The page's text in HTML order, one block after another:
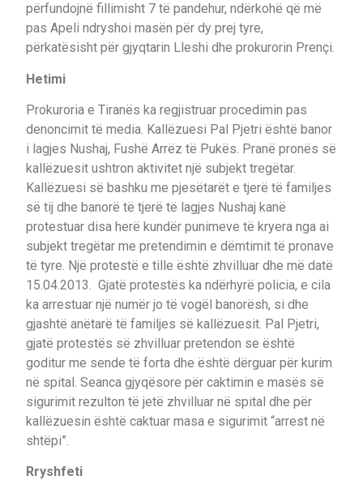
përfundojnë fillimisht 7 të pandehur, ndërkohë që më
pas Apeli ndryshoi masën për dy prej tyre,
përkatësisht për gjyqtarin Lleshi dhe prokurorin Prençi.
Hetimi
Prokuroria e Tiranës ka regjistruar procedimin pas
denoncimit të media. Kallëzuesi Pal Pjetri është banor
i lagjes Nushaj, Fushë Arrëz të Pukës. Pranë pronës së
kallëzuesit ushtron aktivitet një subjekt tregëtar.
Kallëzuesi së bashku me pjesëtarët e tjerë të familjes
së tij dhe banorë të tjerë të lagjes Nushaj kanë
protestuar disa herë kundër punimeve të kryera nga ai
subjekt tregëtar me pretendimin e dëmtimit të pronave
të tyre. Një protestë e tille është zhvilluar dhe më datë
15.04.2013. Gjatë protestës ka ndërhyrë policia, e cila
ka arrestuar një numër jo të vogël banorësh, si dhe
gjashtë anëtarë të familjes së kallëzuesit. Pal Pjetri,
gjatë protestës së zhvilluar pretendon se është
goditur me sende të forta dhe është dërguar për kurim
në spital. Seanca gjyqësore për caktimin e masës së
sigurimit rezulton të jetë zhvilluar në spital dhe për
kallëzuesin është caktuar masa e sigurimit “arrest në
shtëpi”.
Rryshfeti